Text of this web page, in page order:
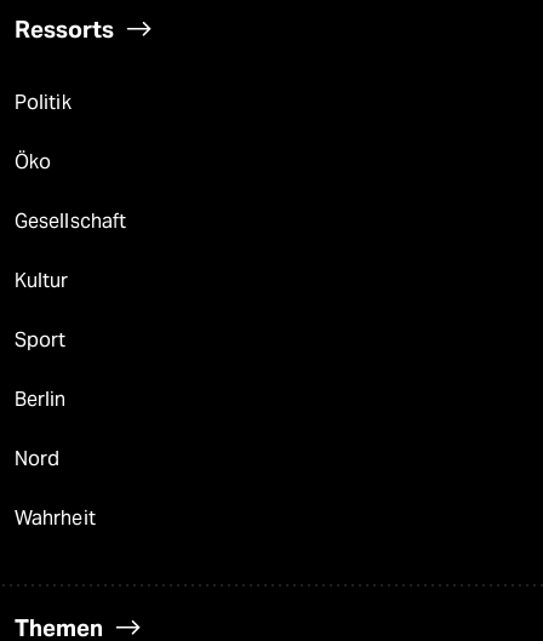
Ressorts
Politik
Öko
Gesellschaft
Kultur
Sport
Berlin
Nord
Wahrheit
Themen